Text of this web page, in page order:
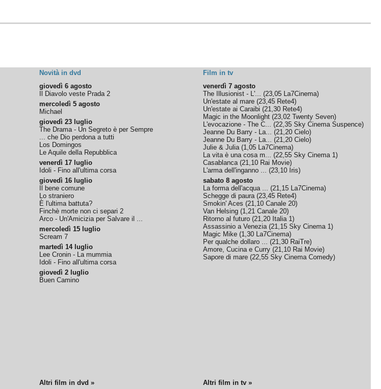
Novità in dvd
Film in tv
giovedì 6 agosto
Il Diavolo veste Prada 2
mercoledì 5 agosto
Michael
giovedì 23 luglio
The Drama - Un Segreto è per Sempre
... che Dio perdona a tutti
Los Domingos
Le Aquile della Repubblica
venerdì 17 luglio
Idoli - Fino all'ultima corsa
giovedì 16 luglio
Il bene comune
Lo straniero
È l'ultima battuta?
Finchè morte non ci separi 2
Arco - Un'Amicizia per Salvare il ...
mercoledì 15 luglio
Scream 7
martedì 14 luglio
Lee Cronin - La mummia
Idoli - Fino all'ultima corsa
giovedì 2 luglio
Buen Camino
venerdì 7 agosto
The Illusionist - L'... (23,05 La7Cinema)
Un'estate al mare (23,45 Rete4)
Un'estate ai Caraibi (21,30 Rete4)
Magic in the Moonlight (23,02 Twenty Seven)
L'evocazione - The C... (22,35 Sky Cinema Suspence)
Jeanne Du Barry - La... (21,20 Cielo)
Jeanne Du Barry - La... (21,20 Cielo)
Julie & Julia(1,05 La7Cinema)
La vita è una cosa m... (22,55 Sky Cinema 1)
Casablanca(21,10 Rai Movie)
L'arma dell'inganno ... (23,10 Iris)
sabato 8 agosto
La forma dell'acqua ... (21,15 La7Cinema)
Schegge di paura(23,45 Rete4)
Smokin' Aces (21,10 Canale 20)
Van Helsing (1,21 Canale 20)
Ritorno al futuro (21,20 Italia 1)
Assassinio a Venezia(21,15 Sky Cinema 1)
Magic Mike (1,30 La7Cinema)
Per qualche dollaro ... (21,30 RaiTre)
Amore, Cucina e Curry (21,10 Rai Movie)
Sapore di mare (22,55 Sky Cinema Comedy)
Altri film in dvd » Altri film in tv »